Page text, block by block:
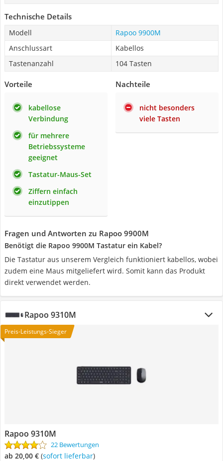
Technische Details
Modell
Rapoo 9900M
Anschlussart
Kabellos
Tastenanzahl
104 Tasten
Vorteile
kabellose
Verbindung
für mehrere
Betriebssysteme
geeignet
Tastatur-Maus-Set
Ziffern einfach
einzutippen
Nachteile
nicht besonders
viele Tasten
Fragen und Antworten zu Rapoo 9900M
Benötigt die Rapoo 9900M Tastatur ein Kabel?
Die Tastatur aus unserem Vergleich funktioniert kabellos, wobei
zudem eine Maus mitgeliefert wird. Somit kann das Produkt
direkt verwendet werden.
Rapoo 9310M
Preis-Leistungs-Sieger
Rapoo 9310M
22 Bewertungen
ab 20,00 € ( Sofort lieferbar)